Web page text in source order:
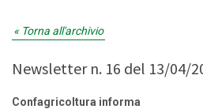
« Torna all'archivio
Newsletter n. 16 del 13/04/
Confagricoltura informa